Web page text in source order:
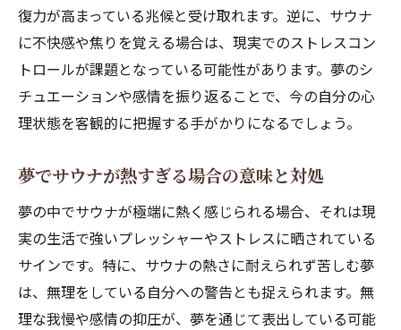
復力が高まっている兆候と受け取れます。逆に、サウナ
に不快感や焦りを覚える場合は、現実でのストレスコン
トロールが課題となっている可能性があります。夢のシ
チュエーションや感情を振り返ることで、今の自分の心
理状態を客観的に把握する手がかりになるでしょう。
夢でサウナが熱すぎる場合の意味と対処
夢の中でサウナが極端に熱く感じられる場合、それは現
実の生活で強いプレッシャーやストレスに晒されている
サインです。特に、サウナの熱さに耐えられず苦しむ夢
は、無理をしている自分への警告とも捉えられます。無
理な我慢や感情の抑圧が、夢を通じて表出している可能